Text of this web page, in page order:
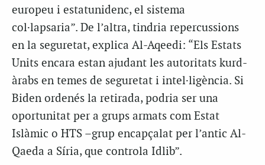
europeu i estatunidenc, el sistema
col·lapsaria”. De l’altra, tindria repercussions
en la seguretat, explica Al-Aqeedi: “Els Estats
Units encara estan ajudant les autoritats kurd-
àrabs en temes de seguretat i intel·ligència. Si
Biden ordenés la retirada, podria ser una
oportunitat per a grups armats com Estat
Islàmic o HTS –grup encapçalat per l’antic Al-
Qaeda a Síria, que controla Idlib”.